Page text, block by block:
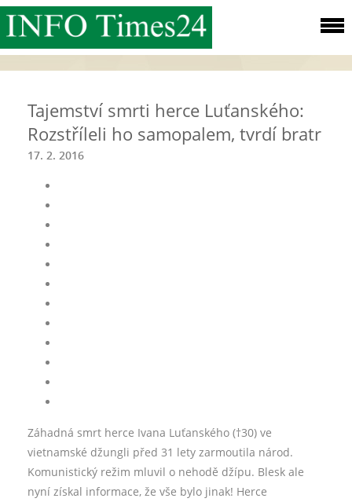
Tajemství smrti herce Luťanského:
Rozstříleli ho samopalem, tvrdí bratr
17. 2. 2016
Záhadná smrt herce Ivana Luťanského (†30) ve
vietnamské džungli před 31 lety zarmoutila národ.
Komunistický režim mluvil o nehodě džípu. Blesk ale
nyní získal informace, že vše bylo jinak! Herce